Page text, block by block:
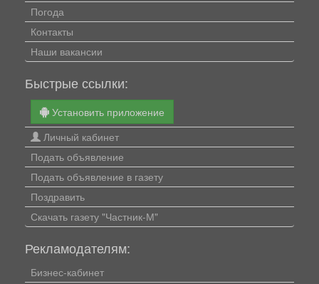
Погода
Контакты
Наши вакансии
Быстрые ссылки:
Установить приложение
Личный кабинет
Подать объявление
Подать объявление в газету
Поздравить
Скачать газету "Частник-М"
Рекламодателям:
Бизнес-кабинет